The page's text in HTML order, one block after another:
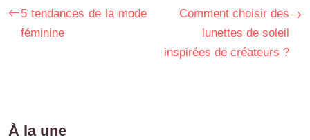
5 tendances de la mode
féminine
Comment choisir des
lunettes de soleil
inspirées de créateurs ?
À la une